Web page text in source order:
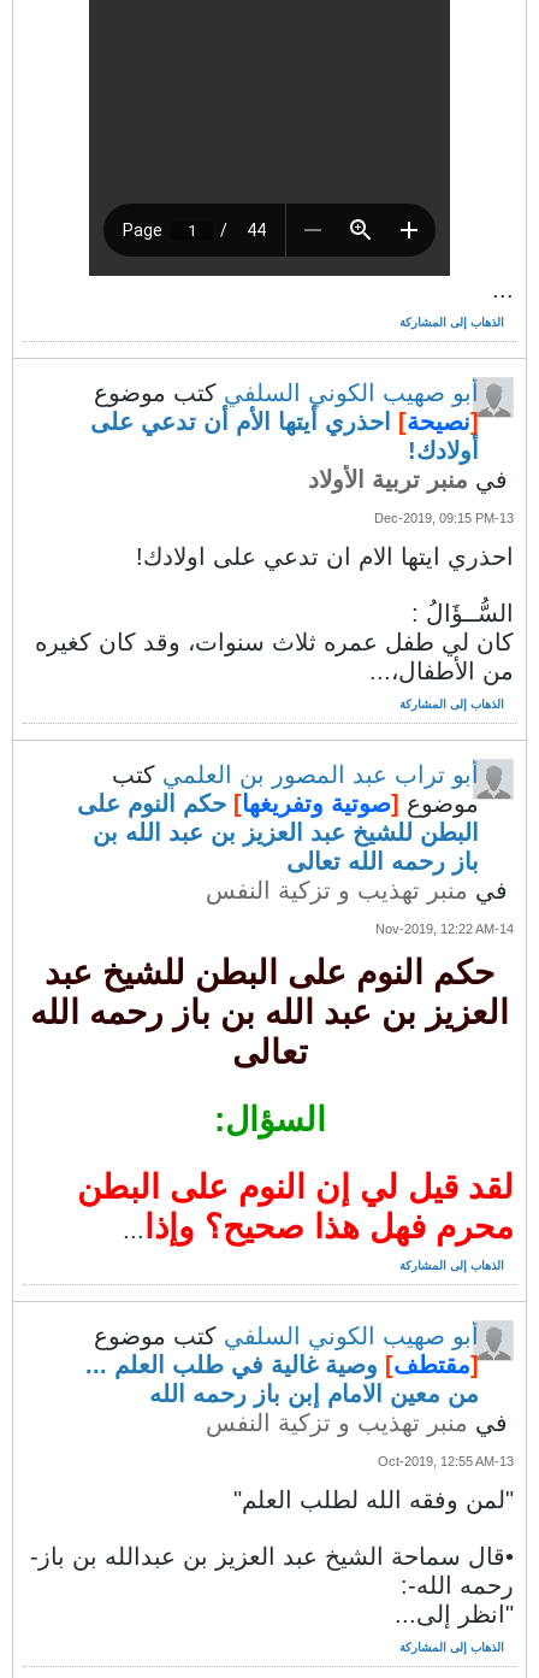
...
الذهاب إلى المشاركة
أبو صهيب الكوني السلفي كتب موضوع
[نصيحة]
احذري أيتها الأم أن تدعي على
أولادك!
في منبر تربية الأولاد
13-Dec-2019, 09:15 PM
احذري ايتها الام ان تدعي على اولادك!
السُّــؤَالُ :
كان لي طفل عمره ثلاث سنوات، وقد كان كغيره
من الأطفال،...
الذهاب إلى المشاركة
أبو تراب عبد المصور بن العلمي كتب
موضوع [صوتية وتفريغها] حكم النوم على
البطن للشيخ عبد العزيز بن عبد الله بن
باز رحمه الله تعالى
في منبر تهذيب و تزكية النفس
14-Nov-2019, 12:22 AM
حكم النوم على البطن للشيخ عبد
العزيز بن عبد الله بن باز رحمه الله
تعالى
السؤال:
لقد قيل لي إن النوم على البطن
محرم فهل هذا صحيح؟ وإذا ...
الذهاب إلى المشاركة
أبو صهيب الكوني السلفي كتب موضوع
[مقتطف] وصية غالية في طلب العلم ...
من معين الامام إبن باز رحمه الله
في منبر تهذيب و تزكية النفس
13-Oct-2019, 12:55 AM
"لمن وفقه الله لطلب العلم"
•قال سماحة الشيخ عبد العزيز بن عبدالله بن باز-
رحمه الله-:
"انظر إلى...
الذهاب إلى المشاركة